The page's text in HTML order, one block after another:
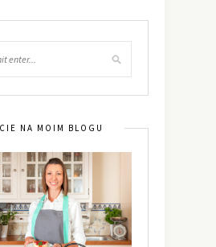
NA MOIM BLOGU